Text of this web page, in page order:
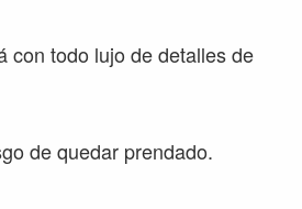
con todo lujo de detalles de
de quedar prendado.